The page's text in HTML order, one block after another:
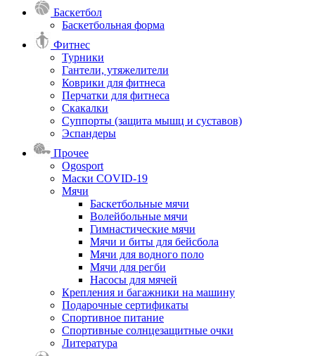
Баскетбол
Баскетбольная форма
Фитнес
Турники
Гантели, утяжелители
Коврики для фитнеса
Перчатки для фитнеса
Скакалки
Суппорты (защита мышц и суставов)
Эспандеры
Прочее
Ogosport
Маски COVID-19
Мячи
Баскетбольные мячи
Волейбольные мячи
Гимнастические мячи
Мячи и биты для бейсбола
Мячи для водного поло
Мячи для регби
Насосы для мячей
Крепления и багажники на машину
Подарочные сертификаты
Спортивное питание
Спортивные солнцезащитные очки
Литература